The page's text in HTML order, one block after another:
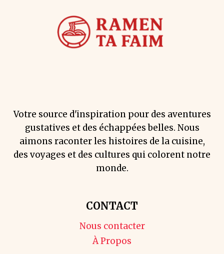
Votre source d'inspiration pour des aventures
gustatives et des échappées belles. Nous
aimons raconter les histoires de la cuisine,
des voyages et des cultures qui colorent notre
monde.
CONTACT
Nous contacter
À Propos